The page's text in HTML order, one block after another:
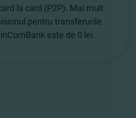
la card (P2P). Mai mult
pentru transferurile
este de 0 lei.